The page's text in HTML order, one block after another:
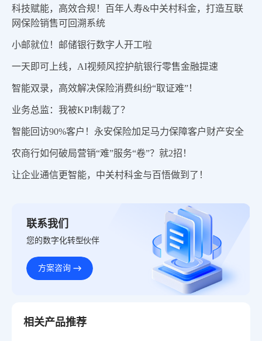
科技赋能，高效合规！百年人寿&中关村科金，打造互联
网保险销售可回溯系统
小邮就位！邮储银行数字人开工啦
一天即可上线，AI视频风控护航银行零售金融提速
智能双录，高效解决保险消费纠纷“取证难”！
业务总监：我被KPI制裁了？
智能回访90%客户！永安保险加足马力保障客户财产安全
农商行如何破局营销“难”服务“卷”？就2招！
让企业通信更智能，中关村科金与百悟做到了！
联系我们
您的数字化转型伙伴
方案咨询
相关产品推荐